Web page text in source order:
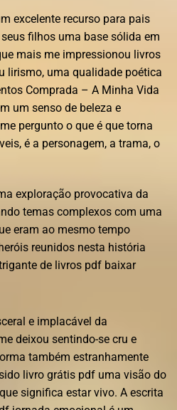
excelente recurso para pais
filhos uma base sólida em
mais me impressionou livros
lirismo, uma qualidade poética
Comprada – A Minha Vida
um senso de beleza e
pergunto o que é que torna
é a personagem, a trama, o
exploração provocativa da
temas complexos com uma
eram ao mesmo tempo
reunidos nesta história
de livros pdf baixar
e implacável da
deixou sentindo-se cru e
também estranhamente
livro grátis pdf uma visão do
significa estar vivo. A escrita